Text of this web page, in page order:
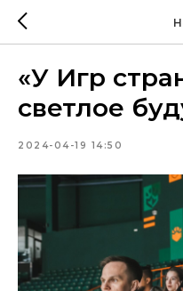
«У Игр
светлое
2024-04-19 14:50